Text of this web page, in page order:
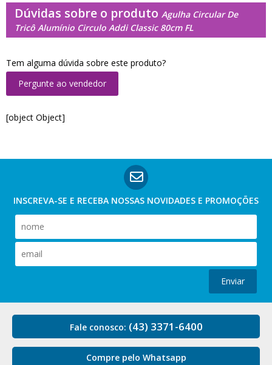
Dúvidas sobre o produto Agulha Circular De
Tricô Alumínio Circulo Addi Classic 80cm FL
Tem alguma dúvida sobre este produto?
Pergunte ao vendedor
[object Object]
INSCREVA-SE E RECEBA NOSSAS NOVIDADES E PROMOÇÕES
Enviar
Fale conosco: (43) 3371-6400
Compre pelo Whatsapp